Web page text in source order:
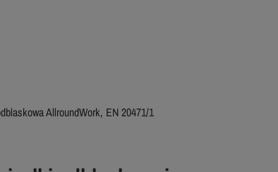
AllroundWork, EN 20471/1